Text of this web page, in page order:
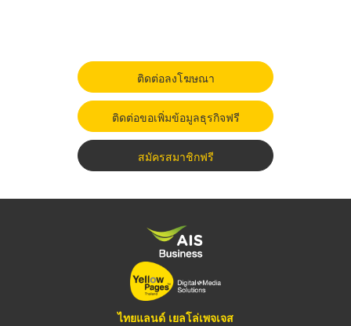
ติดต่อลงโฆษณา
ติดต่อขอเพิ่มข้อมูลธุรกิจฟรี
สมัครสมาชิกฟรี
ไทยแลนด์ เยลโล่เพจเจส